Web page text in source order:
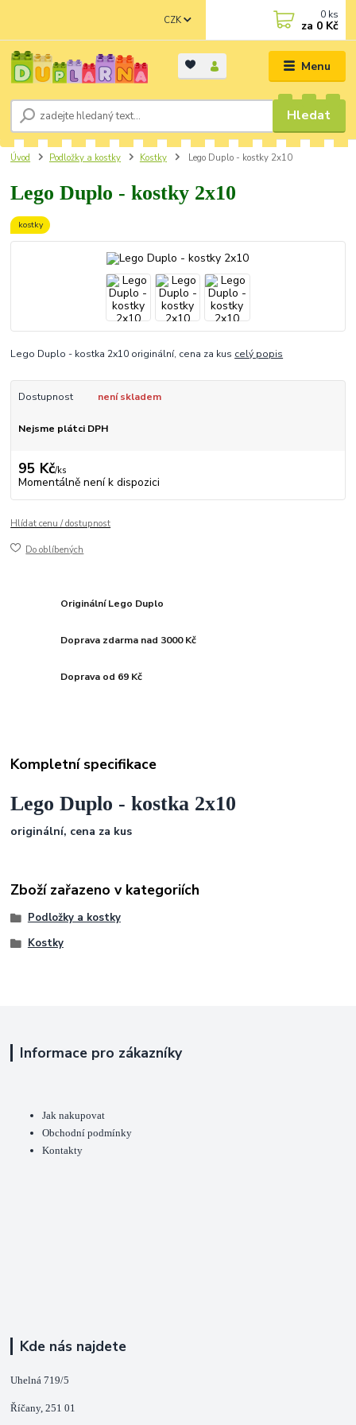
Menu
CZK
Hledat
0 ks
za 0 Kč
Úvod Podložky a kostky Kostky Lego Duplo - kostky 2x10
Lego Duplo - kostky 2x10
kostky
Lego Duplo - kostka 2x10 originální, cena za kus celý popis
Dostupnost není skladem
Nejsme plátci DPH
95 Kč/ks
Momentálně není k dispozici
Hlídat cenu / dostupnost
Do oblíbených
Originální Lego Duplo
Doprava zdarma nad 3000 Kč
Doprava od 69 Kč
Kompletní specifikace
Lego Duplo - kostka 2x10
originální, cena za kus
Zboží zařazeno v kategoriích
Podložky a kostky
Kostky
Informace pro zákazníky
Jak nakupovat
Obchodní podmínky
Kontakty
Kde nás najdete
Uhelná 719/5
Říčany, 251 01